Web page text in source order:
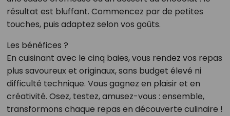
résultat est bluffant. Commencez par de petites
touches, puis adaptez selon vos goûts.
Les bénéfices ?
En cuisinant avec le cinq baies, vous rendez vos repas
plus savoureux et originaux, sans budget élevé ni
difficulté technique. Vous gagnez en plaisir et en
créativité. Osez, testez, amusez-vous : ensemble,
transformons chaque repas en découverte culinaire !